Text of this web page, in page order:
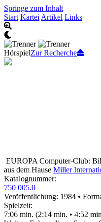
Springe zum Inhalt
Start Kartei Artikel Links
HörspielZur Recherche
EUROPA Computer-Club:
aus dem Hause Miller
Katalognummer:
750 005.0
Veröffentlichung: 1984 •
Spielzeit:
7:06 min. (2:14 min. • 4:52